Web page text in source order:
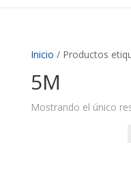
Inicio / Productos
5M
Mostrando el único